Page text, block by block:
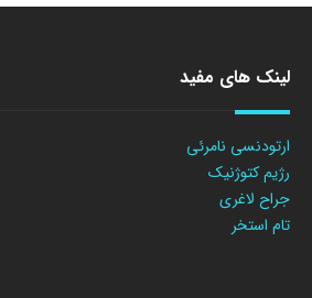
لینک های مفید
ارتودنسی نامرئی
رژیم کتوژنیک
جراح لاغری
تام استخر